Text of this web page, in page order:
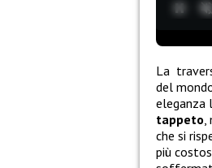
La
del
eleganza
tappeto
che si
più